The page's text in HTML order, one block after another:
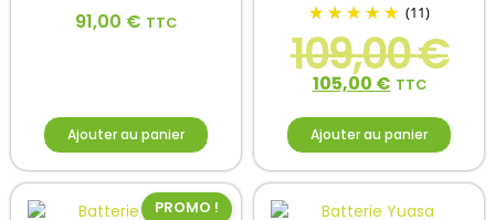
91,00 € TTC
Ajouter au panier
(11)
109,00€
105,00 € TTC
Ajouter au panier
PROMO !